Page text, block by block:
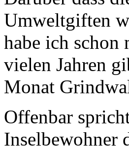
Umweltgiften
habe ich schon
vielen Jahren
Monat
Offenbar
Inselbewohner